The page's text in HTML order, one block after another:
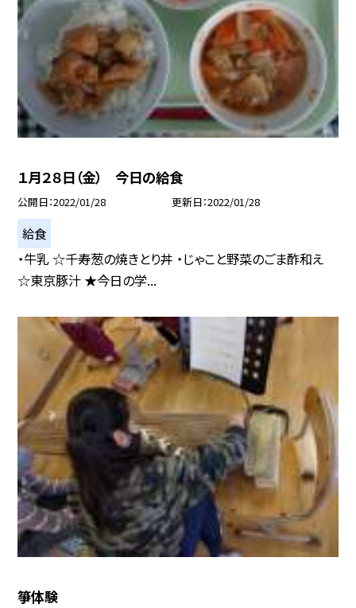
１月２８日（金） 今日の給食
公開日 2022/01/28 更新日 2022/01/28
給食
・牛乳 ☆千寿葱の焼きとり丼 ・じゃこと野菜のごま酢和え
☆東京豚汁 ★今日の学...
箏体験